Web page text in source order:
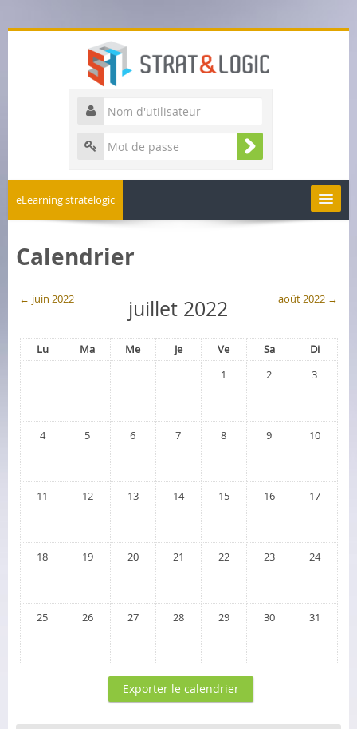
eLearning stratelogic
Calendrier
← juin 2022 juillet 2022 août 2022 →
Lu Ma Me Je Ve Sa
Di
1
2 3
4 5 6 7 8 9 10
11 12 13 14 15 16 17
18 19 20 21 22 23 24
25 26 27 28 29 30 31